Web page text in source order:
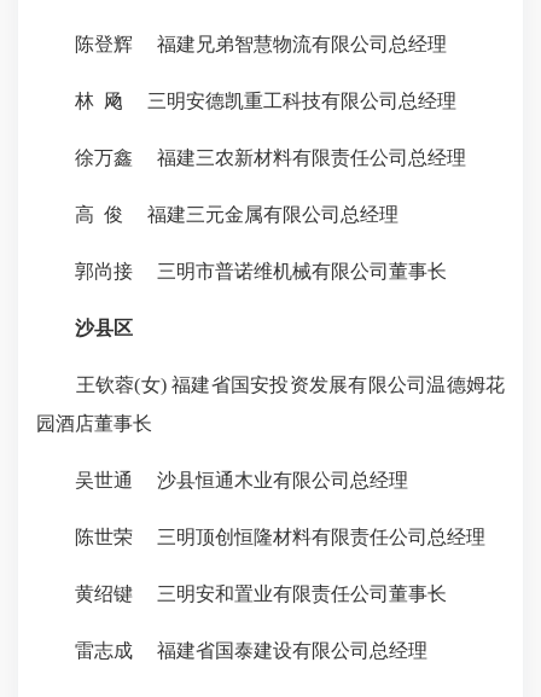
陈登辉 福建兄弟智慧物流有限公司总经理
林 飏 三明安德凯重工科技有限公司总经理
徐万鑫 福建三农新材料有限责任公司总经理
高 俊 福建三元金属有限公司总经理
郭尚接 三明市普诺维机械有限公司董事长
沙县区
王钦蓉(女) 福建省国安投资发展有限公司温德姆花
园酒店董事长
吴世通 沙县恒通木业有限公司总经理
陈世荣 三明顶创恒隆材料有限责任公司总经理
黄绍键 三明安和置业有限责任公司董事长
雷志成 福建省国泰建设有限公司总经理